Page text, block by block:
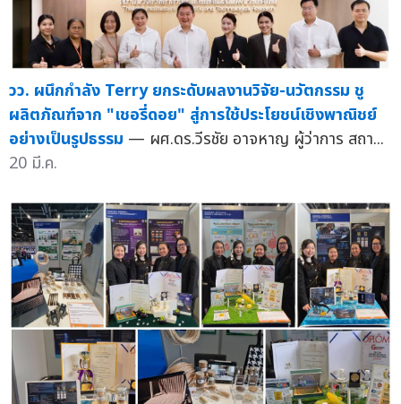
วว. ผนึกกำลัง Terry ยกระดับผลงานวิจัย-นวัตกรรม ชู
ผลิตภัณฑ์จาก "เชอรี่ดอย" สู่การใช้ประโยชน์เชิงพาณิชย์
อย่างเป็นรูปธรรม — ผศ.ดร.วีรชัย อาจหาญ ผู้ว่าการ สถา...
20 มี.ค.